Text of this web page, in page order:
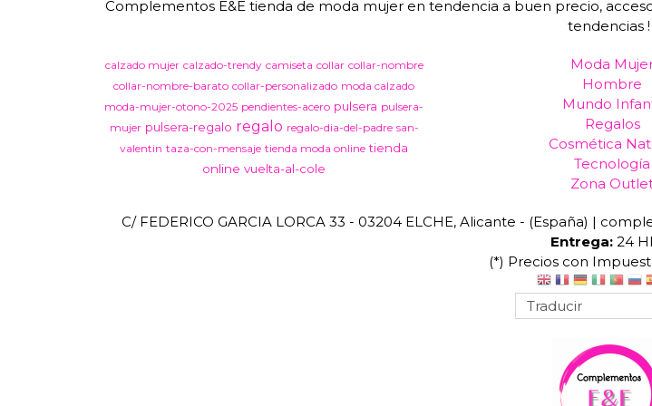
Complementos E&E tienda de moda mujer en tendencia a buen precio,
tendencias !
calzado mujer calzado-trendy camiseta collar collar-nombre
collar-nombre-barato collar-personalizado moda calzado
moda-mujer-otono-2025 pendientes-acero pulsera pulsera-
mujer pulsera-regalo regalo regalo-dia-del-padre san-
valentin taza-con-mensaje tienda moda online tienda
online vuelta-al-cole
Moda
Hombre
Mundo
Regalos
Cosmética
Tecnología
Zona
C/ FEDERICO GARCIA LORCA 33 - 03204 ELCHE, Alicante - (España) |
Entrega:24
(*) Precios con